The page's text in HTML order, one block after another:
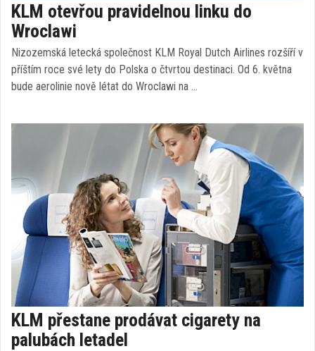
KLM otevřou pravidelnou linku do
Wroclawi
Nizozemská letecká společnost KLM Royal Dutch Airlines rozšíří v
příštím roce své lety do Polska o čtvrtou destinaci. Od 6. května
bude aerolinie nově létat do Wroclawi na …
KLM přestane prodávat cigarety na
palubách letadel